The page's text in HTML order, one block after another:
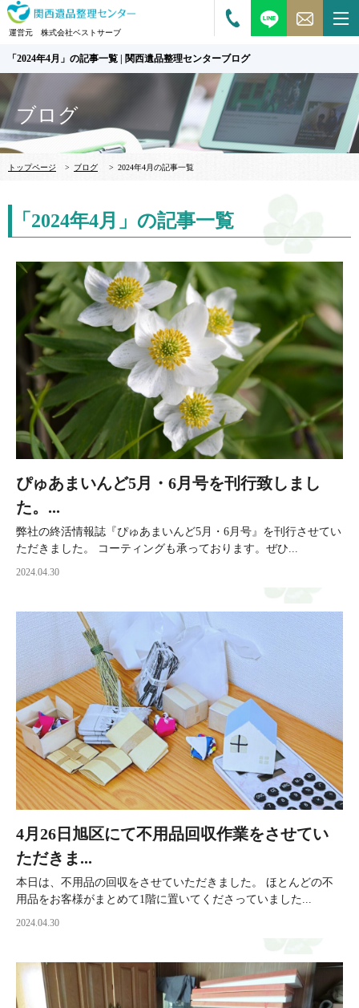
運営元 株式会社ベストサーブ
「2024年4月」の記事一覧 | 関西遺品整理センターブログ
ブログ
トップページ > ブログ > 2024年4月の記事一覧
「2024年4月」の記事一覧
ぴゅあまいんど5月・6月号を刊行致しまし
た。...
弊社の終活情報誌『ぴゅあまいんど5月・6月号』を刊行させてい
ただきました。 コーティングも承っております。ぜひ...
2024.04.30
4月26日旭区にて不用品回収作業をさせてい
ただきま...
本日は、不用品の回収をさせていただきました。 ほとんどの不
用品をお客様がまとめて1階に置いてくださっていました...
2024.04.30